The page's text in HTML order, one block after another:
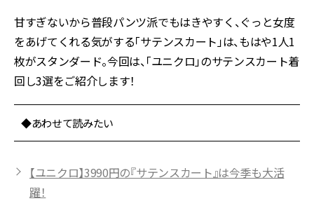
甘すぎないから普段パンツ派でもはきやすく、ぐっと女度
をあげてくれる気がする「サテンスカート」は、もはや1人1
枚がスタンダード。今回は、「ユニクロ」のサテンスカート着
回し3選をご紹介します！
◆あわせて読みたい
【ユニクロ】3990円の『サテンスカート』は今季も大活
躍！